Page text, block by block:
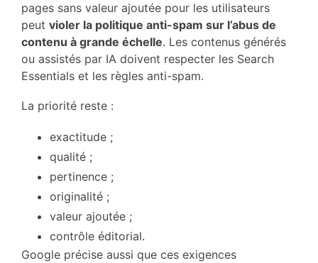
pages sans valeur ajoutée pour les utilisateurs
peut violer la politique anti-spam sur l’abus de
contenu à grande échelle. Les contenus générés
ou assistés par IA doivent respecter les Search
Essentials et les règles anti-spam.
La priorité reste :
exactitude ;
qualité ;
pertinence ;
originalité ;
valeur ajoutée ;
contrôle éditorial.
Google précise aussi que ces exigences